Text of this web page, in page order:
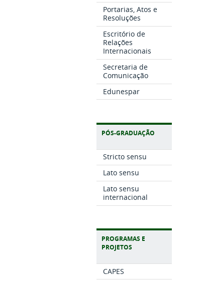
Portarias, Atos e
Resoluções
Escritório de
Relações
Internacionais
Secretaria de
Comunicação
Edunespar
PÓS-GRADUAÇÃO
Stricto sensu
Lato sensu
Lato sensu
internacional
PROGRAMAS E
PROJETOS
CAPES